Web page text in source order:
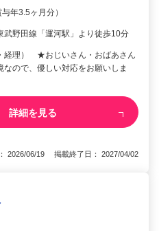
年3.5ヶ月分）
武野田線「運河駅」より徒歩10分
経理） ★おじいさん・おばあさん
なので、優しい対応をお願いしま
詳細を見る
2026/06/19 掲載終了日： 2027/04/02